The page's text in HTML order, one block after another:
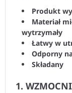
Produkt
Materiał
wytrzymały
Łatwy w
Odporny
Składany
1.